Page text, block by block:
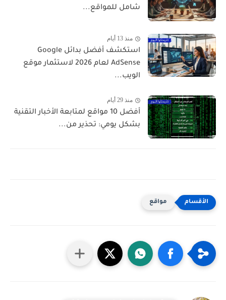
شامل للمواقع...
منذ 13 أيام
استكشف أفضل بدائل Google
AdSense لعام 2026 لاستثمار موقع
الويب...
منذ 29 أيام
أفضل 10 مواقع لمتابعة الأخبار التقنية
بشكل يومي: تحذير من...
مواقع